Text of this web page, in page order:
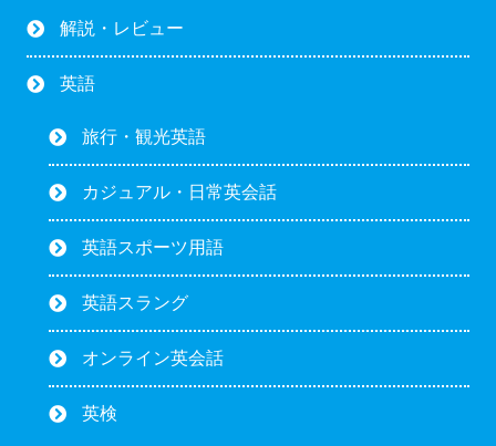
解説・レビュー
英語
旅行・観光英語
カジュアル・日常英会話
英語スポーツ用語
英語スラング
オンライン英会話
英検